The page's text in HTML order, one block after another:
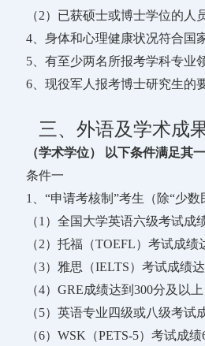
（2）已获硕士或博士学位的人
4、身体和心理健康状况符合国
5、有至少两名所报考学科专业
6、现役军人报考博士研究生的
三、外语及学术成
（学术学位） 以下条件满足其
条件一
1、“申请考核制”考生（除“少
（1）全国大学英语六级考试成
（2）托福（TOEFL）考试成绩
（3）雅思（IELTS）考试成绩
（4）GRE成绩达到300分及以上
（5）英语专业四级或八级考试
（6）WSK（PETS-5）考试成绩